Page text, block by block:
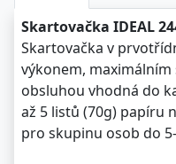
Skartovačka IDEAL
Skartovačka v
výkonem,
obsluhou vhodná do
až 5 listů (70g) papíru
pro skupinu osob do